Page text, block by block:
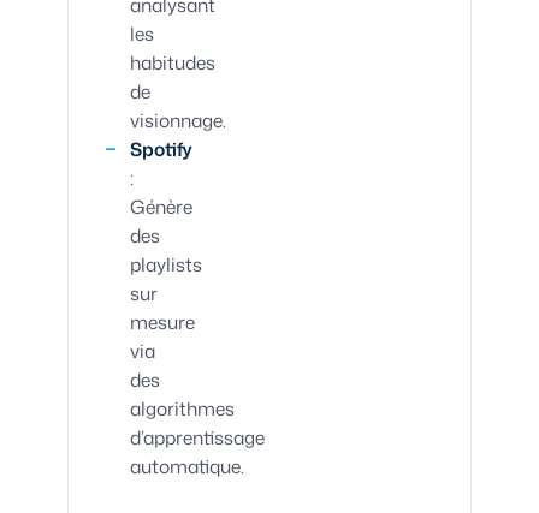
les
habitudes
de
visionnage.
Spotify
:
Génère
des
playlists
sur
mesure
via
des
algorithmes
d’apprentissage
automatique.